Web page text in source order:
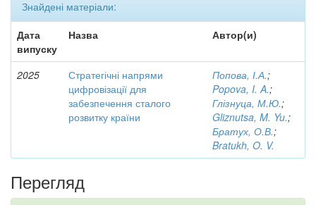
Знайдені матеріали:
Дата
випуску
Назва Автор(и)
2025
Стратегічні напрями
цифровізації для
забезпечення сталого
розвитку країни
Попова, І.А.;
Popova, I. A.;
Глізнуца, М.Ю.;
Gliznutsa, M. Yu.;
Братух, О.В.;
Bratukh, O. V.
Перегляд